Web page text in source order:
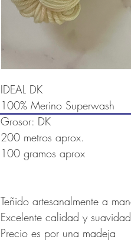
IDEAL DK
100% Merino Superwash
Grosor: DK
200 metros aprox.
100 gramos aprox
Teñido artesanalmente a
Excelente calidad y
Precio es por una madeja